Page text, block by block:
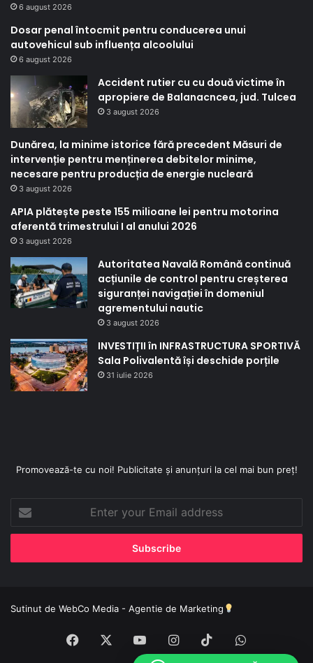
6 august 2026
Dosar penal întocmit pentru conducerea unui
autovehicul sub influența alcoolului
6 august 2026
Accident rutier cu cu două victime în
apropiere de Balanacncea, jud. Tulcea
3 august 2026
Dunărea, la minime istorice fără precedent Măsuri de
intervenție pentru menținerea debitelor minime,
necesare pentru producția de energie nucleară
3 august 2026
APIA plătește peste 155 milioane lei pentru motorina
aferentă trimestrului I al anului 2026
3 august 2026
Autoritatea Navală Română continuă
acțiunile de control pentru creșterea
siguranței navigației în domeniul
agrementului nautic
3 august 2026
INVESTIȚII în INFRASTRUCTURA SPORTIVĂ
Sala Polivalentă își deschide porțile
31 iulie 2026
Promovează-te cu noi! Publicitate și anunțuri la cel mai bun preț!
your
Email
Sutinut de WebCo Media - Agentie de Marketing
Facebook YouTubeInstagram
TikTokWhatsApp